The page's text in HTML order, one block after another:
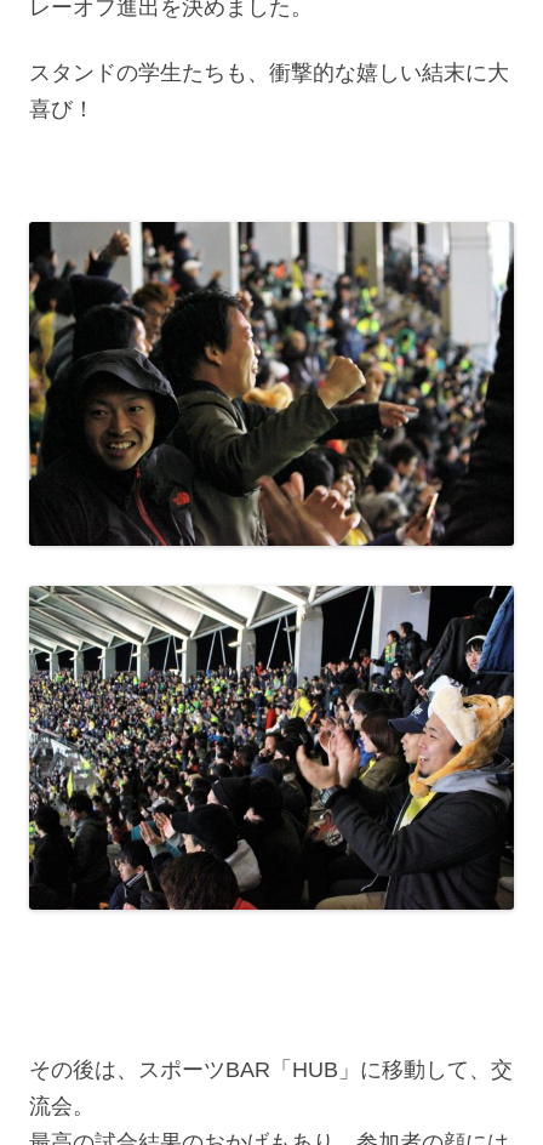
レーオフ進出を決めました。
スタンドの学生たちも、衝撃的な嬉しい結末に大
喜び！
その後は、スポーツBAR「HUB」に移動して、交
流会。